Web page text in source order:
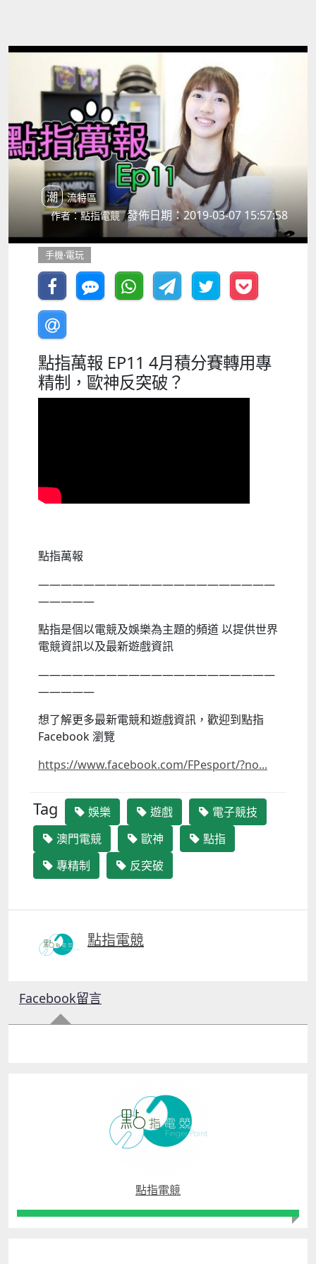
潮流特區
作者：點指電競 發佈日期：2019-03-07 15:57:58
手機‧電玩
點指萬報 EP11 4月積分賽轉用專
精制，歐神反突破？
點指萬報
—————————————————————
—————
點指是個以電競及娛樂為主題的頻道 以提供世界
電競資訊以及最新遊戲資訊
—————————————————————
—————
想了解更多最新電競和遊戲資訊，歡迎到點指
Facebook 瀏覽
https://www.facebook.com/FPesport/?no...
Tag 娛樂 遊戲
電子競技
澳門電競
歐神
點指
專精制
反突破
點指電競
Facebook留言
點指電競